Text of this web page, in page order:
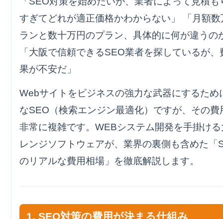
記事代行あり（丸投げ）の場合
. 大阪のオレンジソフトウェアが提案する「勝てるSEO」
オレンジソフトウェアのSEO記事代行
記事代行を丸投げするメリット
. 新規ホームページ制作とSEOの深い関係
. 失敗しないSEO業者の選び方
. まとめ：投資対効果を最大化するパートナー選び
SEO対策の運用モデル比較
すぎてどれが適正価格かわからない」 「月額
ランと数十万円のプラン、具体的に何が違うの
「大阪で信頼できるSEO業者を探しているが、
果が不安だ」
Webサイトをビジネスの強力な武器にするため
なSEO（検索エンジン最適化）ですが、その費
非常に複雑です。WEBシステム開発を手掛け
レンジソフトウェアが、業界の裏側も含めた「
のリアルな費用相場」を徹底解説します。
1. SEO対策の費用が決まる仕組み